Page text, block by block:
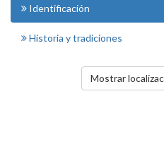
Identificación
Historia y tradiciones
Mostrar